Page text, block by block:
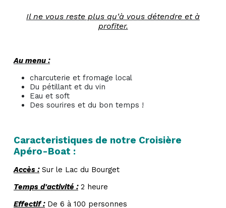
Il ne vous reste plus qu'à vous détendre et à
profiter.
Au menu :
charcuterie et fromage local
Du pétillant et du vin
Eau et soft
Des sourires et du bon temps !
Caracteristiques de notre Croisière
Apéro-Boat :
Accès :Sur le Lac du Bourget
Temps d'activité :2 heure
Effectif :De 6 à 100 personnes